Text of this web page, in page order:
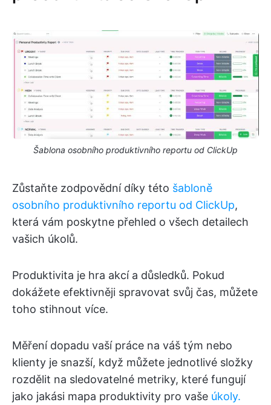
Šablona osobního produktivního reportu od ClickUp
Zůstaňte zodpovědní díky této šabloně
osobního produktivního reportu od ClickUp,
která vám poskytne přehled o všech detailech
vašich úkolů.
Produktivita je hra akcí a důsledků. Pokud
dokážete efektivněji spravovat svůj čas, můžete
toho stihnout více.
Měření dopadu vaší práce na váš tým nebo
klienty je snazší, když můžete jednotlivé složky
rozdělit na sledovatelné metriky, které fungují
jako jakási mapa produktivity pro vaše úkoly.